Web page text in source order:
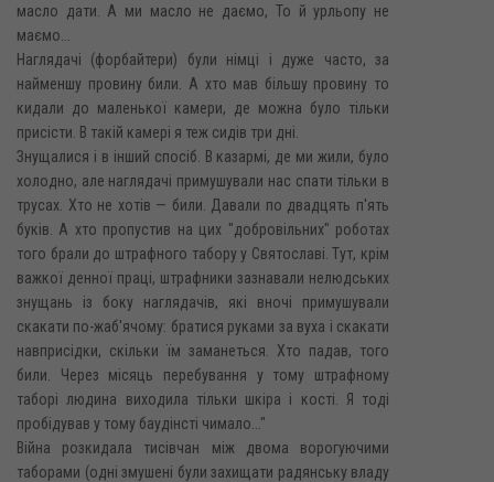
масло дати. А ми масло не даємо, То й урльопу не
маємо...
Наглядачі (форбайтери) були німці і дуже часто, за
найменшу провину били. А хто мав більшу провину то
кидали до маленької камери, де можна було тільки
присісти. В такій камері я теж сидів три дні.
Знущалися і в інший спосіб. В казармі, де ми жили, було
холодно, але наглядачі примушували нас спати тільки в
трусах. Хто не хотів — били. Давали по двадцять п'ять
буків. А хто пропустив на цих "добровільних" роботах
того брали до штрафного табору у Святославі. Тут, крім
важкої денної праці, штрафники зазнавали нелюдських
знущань із боку наглядачів, які вночі примушували
скакати по-жаб'ячому: братися руками за вуха і скакати
навприсідки, скільки їм заманеться. Хто падав, того
били. Через місяць перебування у тому штрафному
таборі людина виходила тільки шкіра і кості. Я тоді
пробідував у тому баудінсті чимало..."
Війна розкидала тисівчан між двома ворогуючими
таборами (одні змушені були захищати радянську владу